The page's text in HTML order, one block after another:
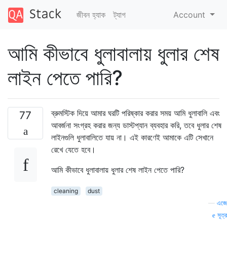
জীবন হ্যাক ট্যাগ Account
আমি কীভাবে ধুলাবালায় ধুলার শেষ
লাইন পেতে পারি?
77
ব্রুমস্টিক দিয়ে আমার ঘরটি পরিষ্কার করার সময় আমি ধুলাবালি এবং
আবর্জনা সংগ্রহ করার জন্য ডাস্টপ্যান ব্যবহার করি, তবে ধুলার শেষ
লাইনগুলি ধুলাবালিতে যায় না। এই কারণেই আমাকে এটি সেখানে
রেখে যেতে হবে।
আমি কীভাবে ধুলাবালায় ধুলার শেষ লাইন পেতে পারি?
cleaning
dust
এজে
সূত্র